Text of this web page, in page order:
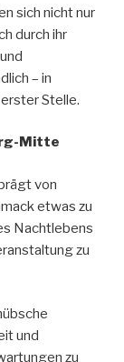
sich nicht nur
durch ihr
– in
Stelle.
Mitte
von
etwas zu
Nachtlebens
zu
und
zu